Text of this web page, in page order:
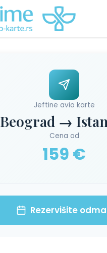
Jeftine avio karte
Beograd →
Cena od
159 €
Rezervišite